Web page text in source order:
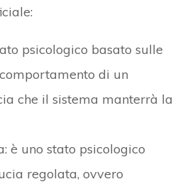
psicologico basato sulle
di un
che il sistema manterrà la
è uno stato psicologico
regolata, ovvero